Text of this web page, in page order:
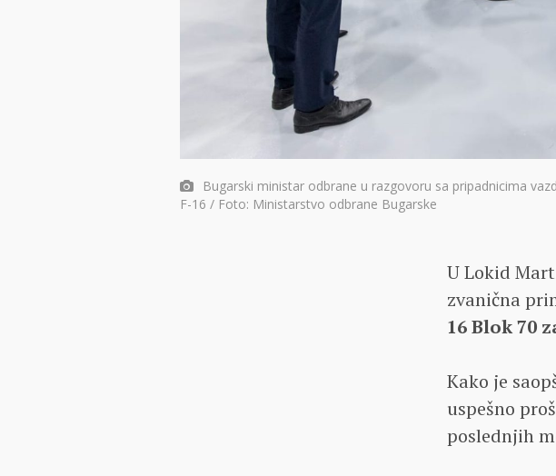
Bugarski ministar odbrane u razgovoru sa pripadnicima
F-16 / Foto: Ministarstvo odbrane Bugarske
U Lokid
zvanična
16 Blok 70
Kako je
uspešno
poslednjih